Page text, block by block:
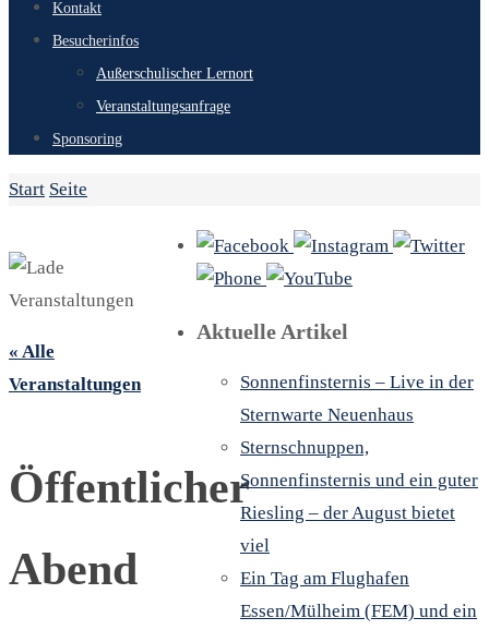
Kontakt
Besucherinfos
Außerschulischer Lernort
Veranstaltungsanfrage
Sponsoring
Start Seite
« Alle
Veranstaltungen
Öffentlicher
Abend
Aktuelle Artikel
Sonnenfinsternis – Live in der
Sternwarte Neuenhaus
Sternschnuppen,
Sonnenfinsternis und ein guter
Riesling – der August bietet
viel
Ein Tag am Flughafen
Essen/Mülheim (FEM) und ein